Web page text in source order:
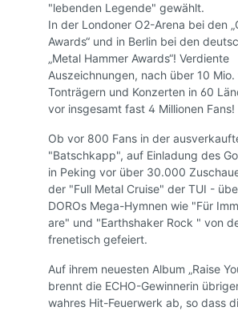
"lebenden Legende" gewählt.
In der Londoner O2-Arena bei den
Awards“ und in Berlin bei den
„Metal Hammer Awards“! Verdiente
Auszeichnungen, nach über 10
Tonträgern und Konzerten in 60
vor insgesamt fast 4 Millionen Fans!
Ob vor 800 Fans in der
"Batschkapp", auf Einladung des
in Peking vor über 30.000
der "Full Metal Cruise" der TUI -
DOROs Mega-Hymnen wie "Für
are" und "Earthshaker Rock " von
frenetisch gefeiert.
Auf ihrem neuesten Album „Raise
brennt die ECHO-Gewinnerin
wahres Hit-Feuerwerk ab, so dass